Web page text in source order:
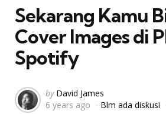
Sekarang Kamu
Cover Images di
Spotify
Posted
by
by David James
6 years ago
Blm ada diskusi